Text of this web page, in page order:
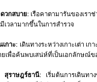
วกสบาย: เรือคาตามารันของเรา
วลามากขึ้นในการสำรวจ
กาะ: เดินทางระหว่างเกาะเต่า เก
ยเพื่อค้นพบเสน่ห์ที่เป็นเอกลักษณ์ข
สุราษฎร์ธานี: เริ่มต้นการเดินทา